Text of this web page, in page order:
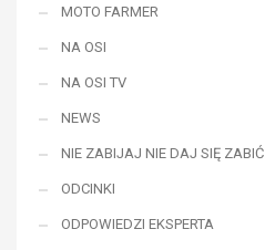
MOTO FARMER
NA OSI
NA OSI TV
NEWS
NIE ZABIJAJ NIE DAJ SIĘ ZABIĆ
ODCINKI
ODPOWIEDZI EKSPERTA